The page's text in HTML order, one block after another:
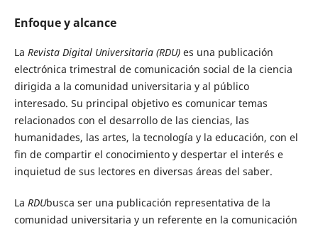
Enfoque y alcance
La Revista Digital Universitaria (RDU)es una publicación
electrónica trimestral de comunicación social de la ciencia
dirigida a la comunidad universitaria y al público
interesado. Su principal objetivo es comunicar temas
relacionados con el desarrollo de las ciencias, las
humanidades, las artes, la tecnología y la educación, con el
fin de compartir el conocimiento y despertar el interés e
inquietud de sus lectores en diversas áreas del saber.
La RDUbusca ser una publicación representativa de la
comunidad universitaria y un referente en la comunicación